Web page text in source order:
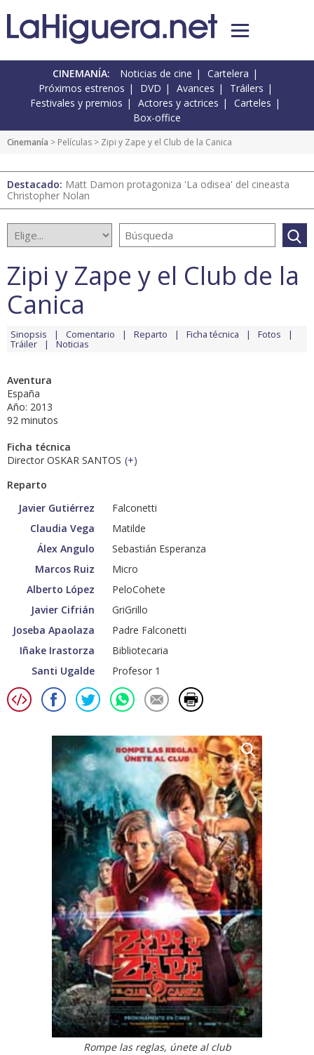
CINEMANÍA: Noticias de cine
Cartelera
Próximos estrenos
DVD Avances
Tráilers
Festivales y premios
Actores y actrices
Carteles
Box-office
Cinemanía > Películas > Zipi y Zape y el Club de la Canica
Destacado: Matt Damon protagoniza 'La odisea' del cineasta
Christopher Nolan
Zipi y Zape y el Club de la
Canica
Sinopsis Comentario Reparto Ficha técnica Fotos
Tráiler Noticias
Aventura
España
Año: 2013
92 minutos
Ficha técnica
Director OSKAR SANTOS (+)
Reparto
Javier Gutiérrez
Falconetti
Claudia Vega
Matilde
Álex Angulo
Sebastián Esperanza
Marcos Ruiz
Micro
Alberto López
PeloCohete
Javier Cifrián
GriGrillo
Joseba Apaolaza
Padre Falconetti
Iñake Irastorza
Bibliotecaria
Santi Ugalde
Profesor 1
Rompe las reglas, únete al club